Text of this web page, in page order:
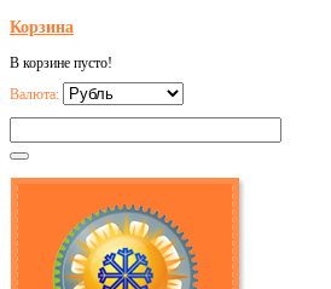
Корзина
В корзине пусто!
Валюта: